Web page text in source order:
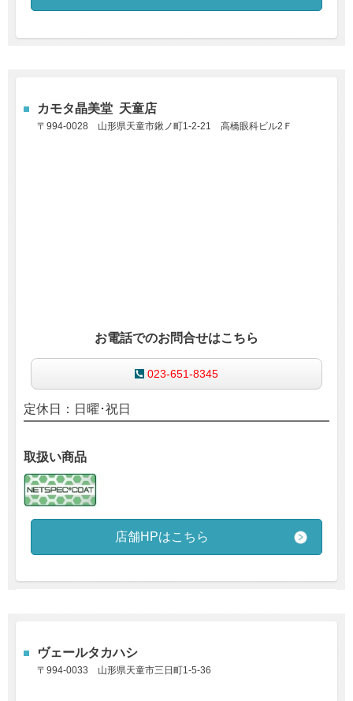
カモタ晶美堂 天童店
〒 994-0028 山形県天童市鍬ノ町1-2-21 高橋眼科ビル2Ｆ
お電話でのお問合せはこちら
023-651-8345
定休日：日曜･祝日
取扱い商品
店舗HPはこちら
ヴェールタカハシ
〒994-0033 山形県天童市三日町1-5-36